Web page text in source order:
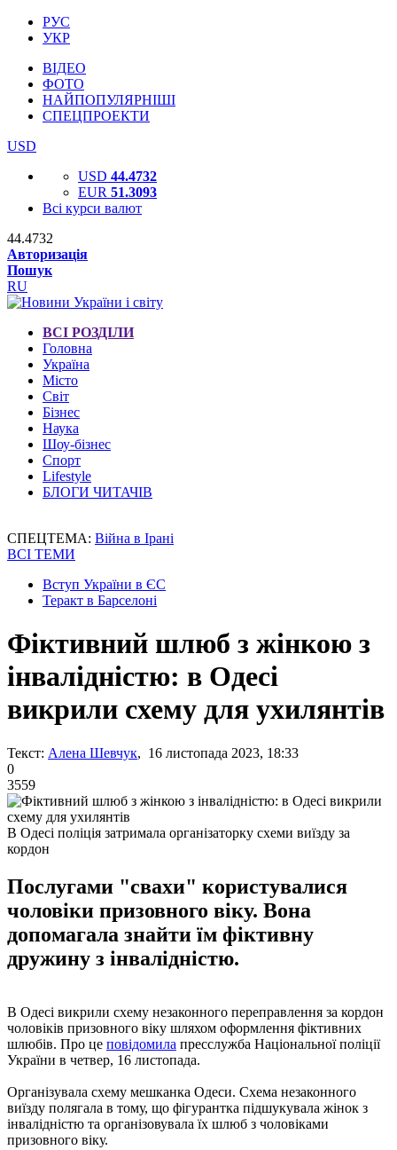
РУС
УКР
ВІДЕО
ФОТО
НАЙПОПУЛЯРНІШІ
СПЕЦПРОЕКТИ
USD
USD 44.4732
EUR 51.3093
Всі курси валют
44.4732
Авторизація
Пошук
RU
ВСІ РОЗДІЛИ
Головна
Україна
Місто
Світ
Бізнес
Наука
Шоу-бізнес
Спорт
Lifestyle
БЛОГИ ЧИТАЧІВ
СПЕЦТЕМА: Війна в Ірані
ВСІ ТЕМИ
Вступ України в ЄС
Теракт в Барселоні
Фіктивний шлюб з жінкою з
інвалідністю: в Одесі
викрили схему для ухилянтів
Текст: Алена Шевчук, 16 листопада 2023, 18:33
0
3559
В Одесі поліція затримала організаторку схеми виїзду за
кордон
Послугами "свахи" користувалися
чоловіки призовного віку. Вона
допомагала знайти їм фіктивну
дружину з інвалідністю.
В Одесі викрили схему незаконного переправлення за кордон
чоловіків призовного віку шляхом оформлення фіктивних
шлюбів. Про це повідомила пресслужба Національної поліції
України в четвер, 16 листопада.
Організувала схему мешканка Одеси. Схема незаконного
виїзду полягала в тому, що фігурантка підшукувала жінок з
інвалідністю та організовувала їх шлюб з чоловіками
призовного віку.